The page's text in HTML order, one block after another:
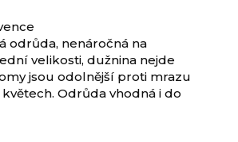
odrůda, nenáročná na
velikosti, dužnina nejde
jsou odolnější proti mrazu
Odrůda vhodná i do